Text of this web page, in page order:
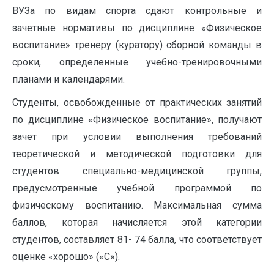
ВУЗа по видам спорта сдают контрольные и
зачетные нормативы по дисциплине «Физическое
воспитание» тренеру (куратору) сборной команды в
сроки, определенные учебно-тренировочными
планами и календарями.
Студенты, освобожденные от практических занятий
по дисциплине «Физическое воспитание», получают
зачет при условии выполнения требований
теоретической и методической подготовки для
студентов специально-медицинской группы,
предусмотренные учебной программой по
физическому воспитанию. Максимальная сумма
баллов, которая начисляется этой категории
студентов, составляет 81- 74 балла, что соответствует
оценке «хорошо» («С»).